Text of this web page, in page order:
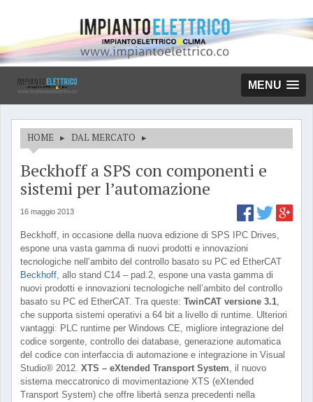
MENU
HOME ▸ DAL MERCATO ▸
Beckhoff a SPS con componenti e
sistemi per l’automazione
16 maggio 2013
Beckhoff, in occasione della nuova edizione di SPS IPC Drives,
espone una vasta gamma di nuovi prodotti e innovazioni
tecnologiche nell’ambito del controllo basato su PC ed EtherCAT
Beckhoff, allo stand C14 – pad.2, espone una vasta gamma di
nuovi prodotti e innovazioni tecnologiche nell’ambito del controllo
basato su PC ed EtherCAT. Tra queste: TwinCAT versione 3.1,
che supporta sistemi operativi a 64 bit a livello di runtime. Ulteriori
vantaggi: PLC runtime per Windows CE, migliore integrazione del
codice sorgente, controllo dei database, generazione automatica
del codice con interfaccia di automazione e integrazione in Visual
Studio® 2012. XTS – eXtended Transport System, il nuovo
sistema meccatronico di movimentazione XTS (eXtended
Transport System) che offre libertà senza precedenti nella